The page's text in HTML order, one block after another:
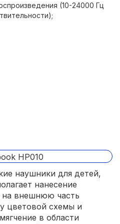
(10-24000 Гц
и мягкими амбушюрами.
наушники для детей,
нанесение
на внешнюю часть
цветовой схемы и
в области